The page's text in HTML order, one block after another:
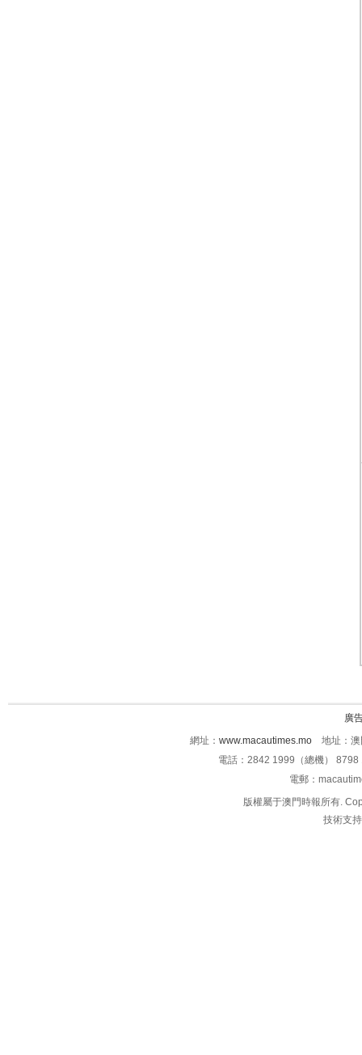
廣
網址： www.macautimes.mo 地址：澳
電話：2842 1999（總機）
電郵：
版權屬于澳門時報所有.
技術支